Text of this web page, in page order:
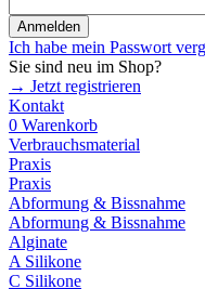
Anmelden
Ich habe mein Passwort
Sie sind neu im Shop?
→ Jetzt registrieren
Kontakt
0 Warenkorb
Verbrauchsmaterial
Praxis
Praxis
Abformung & Bissnahme
Abformung & Bissnahme
Alginate
A Silikone
C Silikone